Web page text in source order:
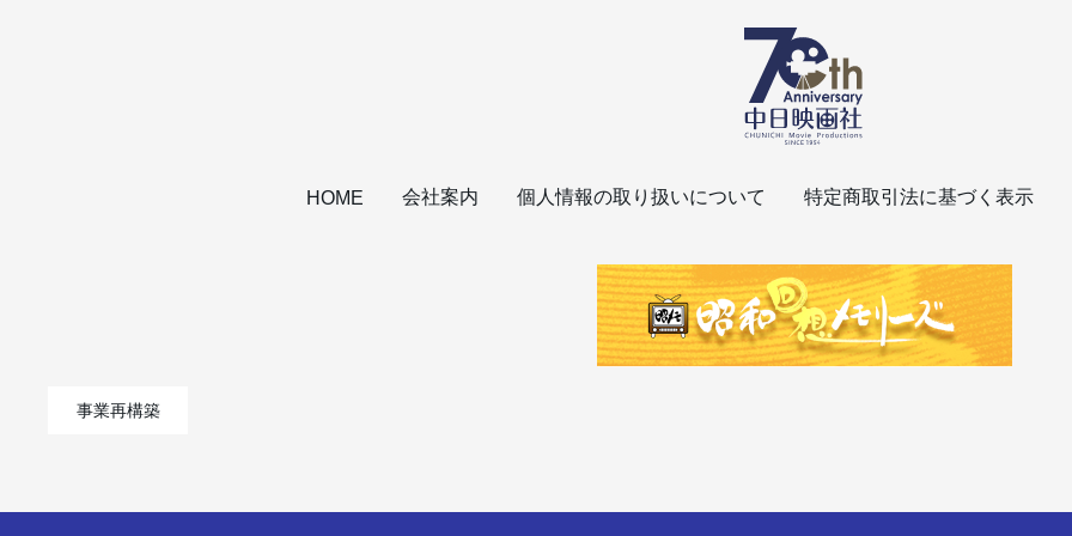
HOME 会社案内 個人情報の取り扱いについて 特定商取引法に基づく表示
事業再構築